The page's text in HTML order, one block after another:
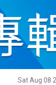
Sat Aug 08
影片 名家